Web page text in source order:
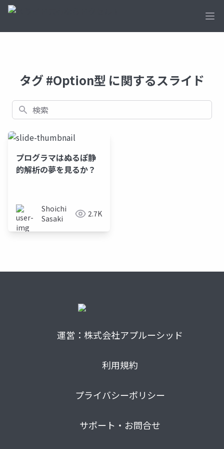
タグ #Option型 に関するスライド
検索
プログラマはぬるぽ静
的解析の夢を見るか？
Shoichi
Sasaki
2.7K
運営：株式会社アプルーシッド
利用規約
プライバシーポリシー
サポート・お問合せ